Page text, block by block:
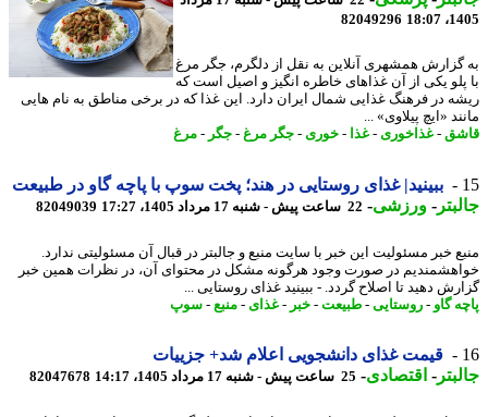
82049296
همشهری آنلاین به نقل از دلگرم، جگر مرغ
یکی از آن غذاهای خاطره انگیز و اصیل است که
در فرهنگ غذایی شمال ایران دارد. این غذا که در برخی مناطق به نام هایی
«ایچ پیلاوی» ...
-غذاخوری- غذا-خوری- جگر مرغ -جگر -مرغ
ببینید| غذای روستایی در هند؛ پخت سوپ با پاچه گاو در طبیعت
-ورزشی-22 ساعت پیش - شنبه 17 مرداد 1405، 17:27 82049039
خبر مسئولیت این خبر با سایت منبع و جالبتر در قبال آن مسئولیتی ندارد.
در صورت وجود هرگونه مشکل در محتوای آن، در نظرات همین خبر
دهید تا اصلاح گردد. - ببینید غذای روستایی ...
گاو-روستایی-طبیعت-خبر-غذای- منبع -سوپ
قیمت غذای دانشجویی اعلام شد+ جزییات
-اقتصادی-25 ساعت پیش - شنبه 17 مرداد 1405، 14:17 82047678